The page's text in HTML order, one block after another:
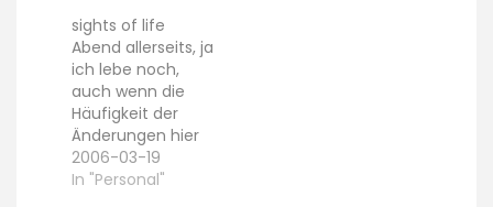
über meinen FH
Unterlagen, weil in
gut einer Woche
die ersten
Klausuren wieder
anstehen :-(.Naja
das gute ist, dass
wenn ich damit
sights of life
Abend allerseits, ja
ich lebe noch,
auch wenn die
Häufigkeit der
Änderungen hier
etwas anderes
aussagen mag
2006-03-19
In "Personal"